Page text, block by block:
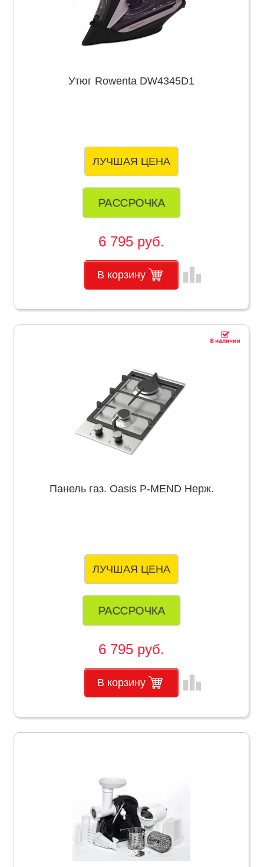
Утюг Rowenta DW4345D1
ЛУЧШАЯ ЦЕНА
РАССРОЧКА
6 795 руб.
В корзину leaderboard
Панель газ. Oasis P-MEND Нерж.
ЛУЧШАЯ ЦЕНА
РАССРОЧКА
6 795 руб.
В корзину leaderboard